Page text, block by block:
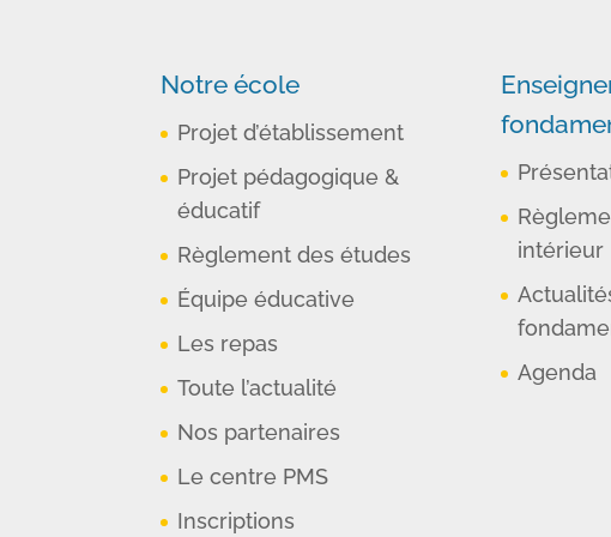
Notre école
Projet d’établissement
Projet pédagogique &
éducatif
Règlement des études
Équipe éducative
Les repas
Toute l’actualité
Nos partenaires
Le centre PMS
Inscriptions
intérieur
Agenda